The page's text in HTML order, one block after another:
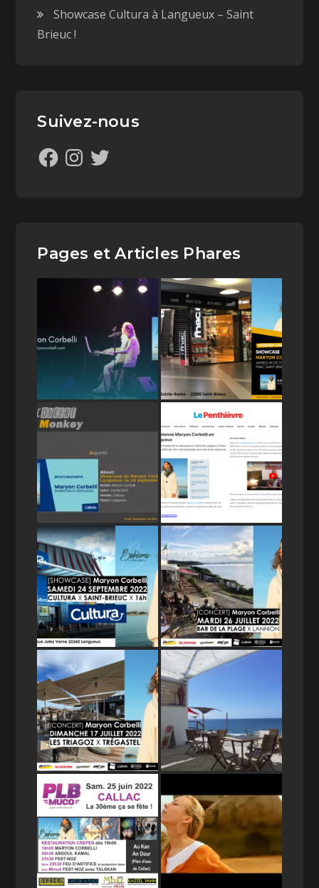
Showcase Cultura à Langueux – Saint
Brieuc !
Suivez-nous
Pages et Articles Phares